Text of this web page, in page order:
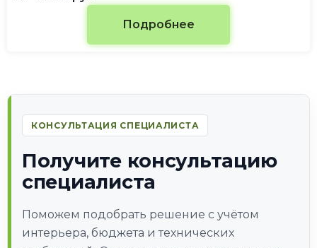
Подробнее
КОНСУЛЬТАЦИЯ СПЕЦИАЛИСТА
Получите консультацию
специалиста
Поможем подобрать решение с учётом
интерьера, бюджета и технических